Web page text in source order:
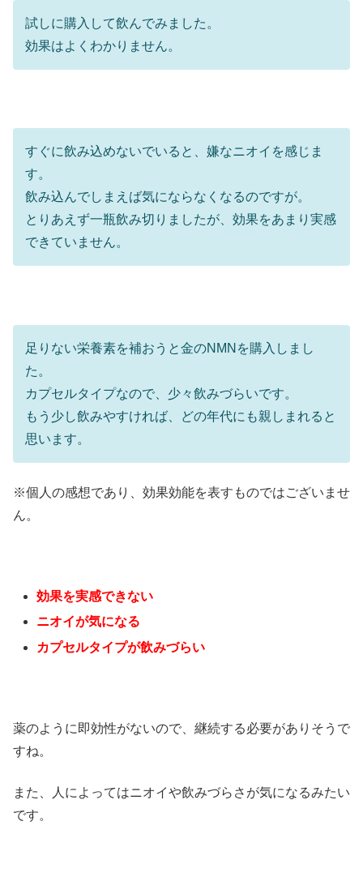
試しに購入して飲んでみました。
効果はよくわかりません。
すぐに飲み込めないでいると、嫌なニオイを感じま
す。
飲み込んでしまえば気にならなくなるのですが。
とりあえず一瓶飲み切りましたが、効果をあまり実感
できていません。
足りない栄養素を補おうと金のNMNを購入しまし
た。
カプセルタイプなので、少々飲みづらいです。
もう少し飲みやすければ、どの年代にも親しまれると
思います。
※個人の感想であり、効果効能を表すものではございませ
ん。
効果を実感できない
ニオイが気になる
カプセルタイプが飲みづらい
薬のように即効性がないので、継続する必要がありそうで
すね。
また、人によってはニオイや飲みづらさが気になるみたい
です。